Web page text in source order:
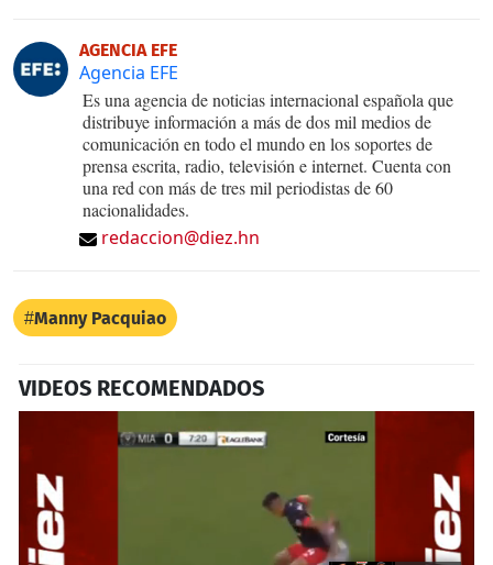
AGENCIA EFE
Agencia EFE
Es una agencia de noticias internacional española que
distribuye información a más de dos mil medios de
comunicación en todo el mundo en los soportes de
prensa escrita, radio, televisión e internet. Cuenta con
una red con más de tres mil periodistas de 60
nacionalidades.
redaccion@diez.hn
Manny Pacquiao
VIDEOS RECOMENDADOS